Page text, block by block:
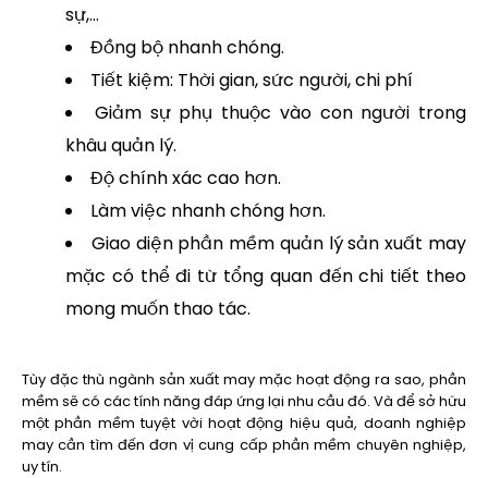
sự,…
Đồng bộ nhanh chóng.
Tiết kiệm: Thời gian, sức người, chi phí
Giảm sự phụ thuộc vào con người trong
khâu quản lý.
Độ chính xác cao hơn.
Làm việc nhanh chóng hơn.
Giao diện phần mềm quản lý sản xuất may
mặc có thể đi từ tổng quan đến chi tiết theo
mong muốn thao tác.
Tùy đặc thù ngành sản xuất may mặc hoạt động ra sao, phần
mềm sẽ có các tính năng đáp ứng lại nhu cầu đó. Và để sở hữu
một phần mềm tuyệt vời hoạt động hiệu quả, doanh nghiệp
may cần tìm đến đơn vị cung cấp phần mềm chuyên nghiệp,
uy tín.